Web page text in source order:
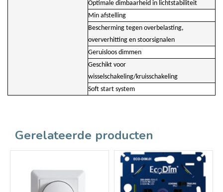
Optimale dimbaarheid in lichtstabiliteit
Min afstelling
Bescherming tegen overbelasting,
oververhitting en stoorsignalen
Geruisloos dimmen
Geschikt voor
wisselschakeling/kruisschakeling
Soft start system
Gerelateerde producten